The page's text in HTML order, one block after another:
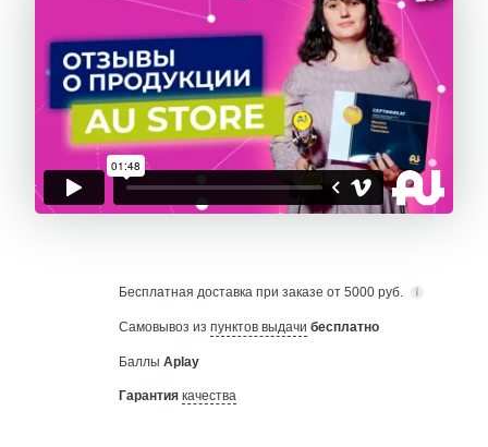
Бесплатная доставка при заказе от 5000 руб.
Самовывоз из пунктов выдачи бесплатно
Баллы Aplay
Гарантия качества